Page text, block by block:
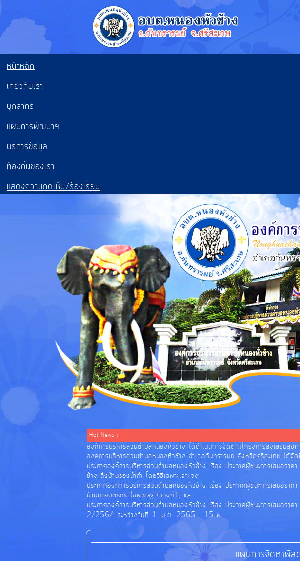
หน้าหลัก
เกี่ยวกับเรา
บุคลากร
แผนการพัฒนาฯ
บริการข้อมูล
ท้องถิ่นของเรา
แสดงความคิดเห็น/ร้องเรียน
Hot News :
องค์การบริหารส่วนตำบลหนองหัวช้าง ได้ดำเนินการจัดตามโครงการส่งเสริม
องค์การบริหารส่วนตำบลหนองหัวช้าง อำเภอกันทรารมย์ จังหวัดศรีสะเกษ ได้
ประกาศองค์การบริหารส่วนตำบลหนองหัวช้าง เรื่อง ประกาศผู้ชนะการเสนอ
ช้าง ถึงบ้านร่องน้ำคำ โดยวิธีเฉพาะเจาะจง
ประกาศองค์การบริหารส่วนตำบลหนองหัวช้าง เรื่อง ประกาศผู้ชนะการเสนอ
บ้านนายบุตรศรี ไชยเชษฐ์ (ช่วงที่1) แล
ประกาศองค์การบริหารส่วนตำบลหนองหัวช้าง เรื่อง ประกาศผู้ชนะการเสนอร
2/2564 ระหว่างวันที่ 1 เม.ย. 2565 - 15 พ
แผนการจัดหาพัส